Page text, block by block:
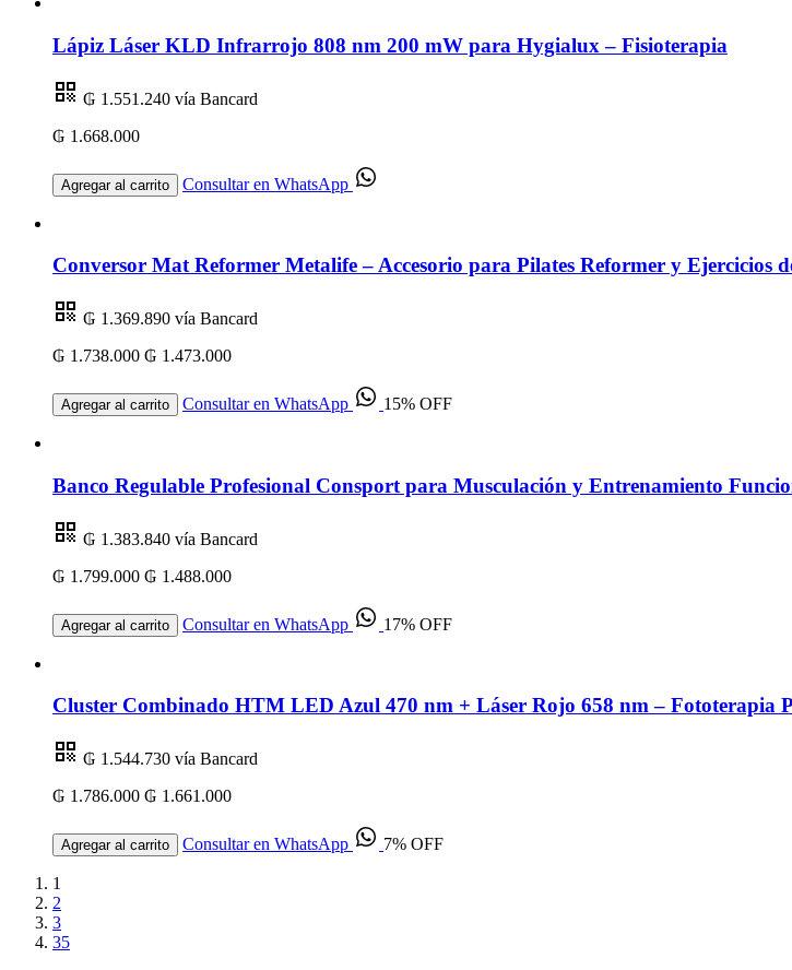
Lápiz Láser KLD Infrarrojo 808 nm 200 mW para Hygialux – Fisioterapia
₲ 1.551.240 vía Bancard
₲ 1.668.000
Agregar al carrito Consultar en WhatsApp
Conversor Mat Reformer Metalife – Accesorio para Pilates Reformer y Ejercicios
₲ 1.369.890 vía Bancard
₲ 1.738.000 ₲ 1.473.000
Agregar al carrito Consultar en WhatsApp 15% OFF
Banco Regulable Profesional Consport para Musculación y Entrenamiento
₲ 1.383.840 vía Bancard
₲ 1.799.000 ₲ 1.488.000
Agregar al carrito Consultar en WhatsApp 17% OFF
Cluster Combinado HTM LED Azul 470 nm + Láser Rojo 658 nm – Fototerapia
₲ 1.544.730 vía Bancard
₲ 1.786.000 ₲ 1.661.000
Agregar al carrito Consultar en WhatsApp 7% OFF
1
2
3
35